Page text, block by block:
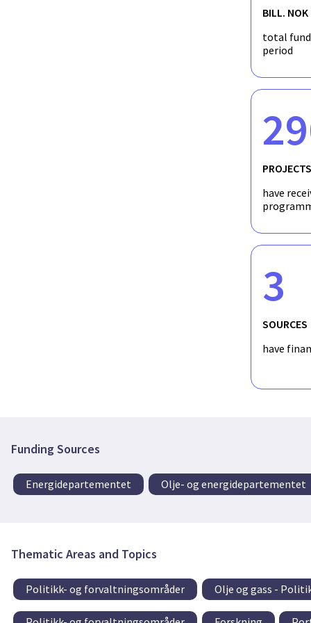
BILL. NOK
total
period
PROJECTS
have
3
SOURCES
have
Funding Sources
Energidepartementet Olje- og energidepartementet
Thematic Areas and Topics
Politikk- og forvaltningsområder Olje og gass -